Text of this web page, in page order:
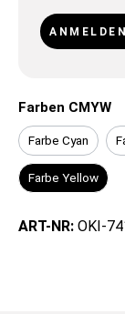
Farben CMYW
Farbe Cyan
Farbe Yellow
ART-NR: OKI-